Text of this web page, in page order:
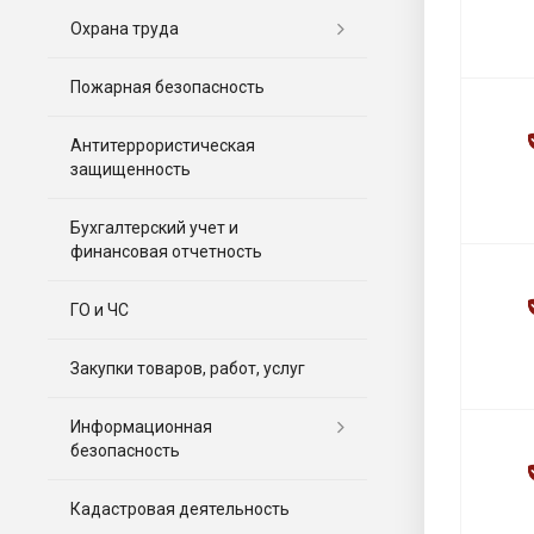
Охрана труда
Пожарная безопасность
Антитеррористическая
защищенность
Бухгалтерский учет и
финансовая отчетность
ГО и ЧС
Закупки товаров, работ, услуг
Информационная
безопасность
Кадастровая деятельность